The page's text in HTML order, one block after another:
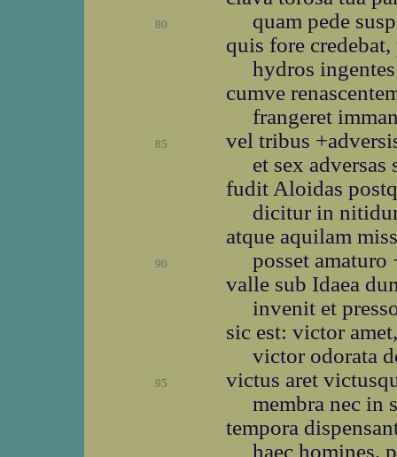
80
quam pede
quis fore
hydros
cumve
frangeret
85
vel tribus
et sex adversas
fudit Aloidas
dicitur in
atque aquilam
90
posset
valle sub Idaea
invenit et
sic est: victor
victor odorata
95
victus aret
membra nec in
tempora
haec homines,